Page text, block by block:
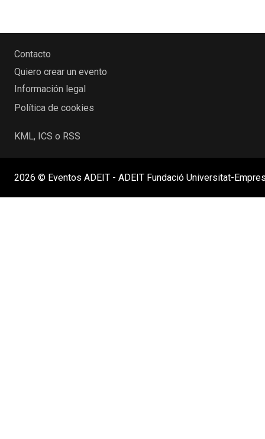
Contacto
Quiero crear un evento
Información legal
Política de cookies
KML, ICS o RSS
2026 © Eventos ADEIT - ADEIT Fundació Universitat-